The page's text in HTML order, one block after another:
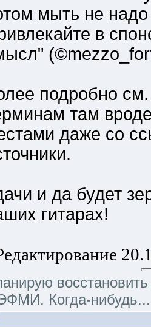
мыть не
в
подробно
там
даже со
и да будет
гитарах!
Когда-